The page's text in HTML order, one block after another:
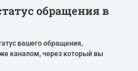
обращения в
вашего обращения,
каналом, через который вы